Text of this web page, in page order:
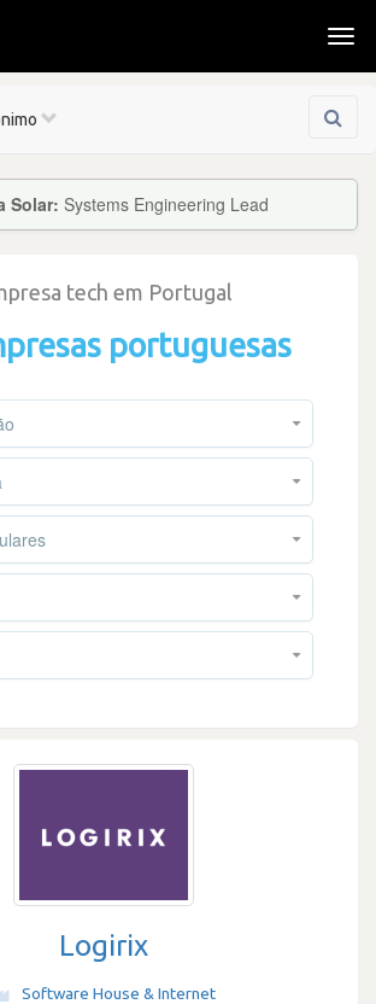
Solar: Systems Engineering Lead
tech em Portugal
portuguesas
Logirix
Software House & Internet